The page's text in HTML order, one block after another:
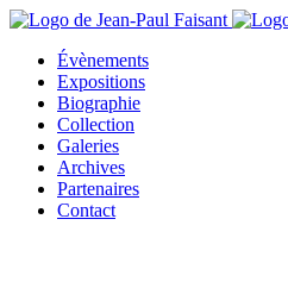
Évènements
Expositions
Biographie
Collection
Galeries
Archives
Partenaires
Contact